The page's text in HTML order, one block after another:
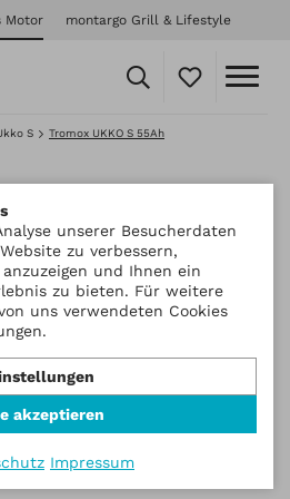
Motor montargo Grill & Lifestyle
S Tromox UKKO S 55Ah
unserer Besucherdaten
zu verbessern,
und Ihnen ein
zu bieten. Für weitere
uns verwendeten Cookies
akzeptieren
Impressum